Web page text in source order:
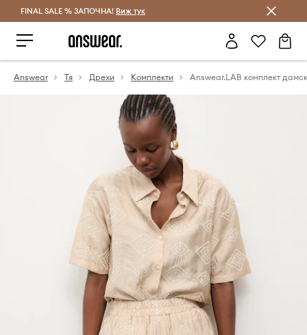
Спестявай с Answear Club
FINAL SALE % ЗАПОЧНА! Виж тук
Answear Тя Дрехи Комплекти